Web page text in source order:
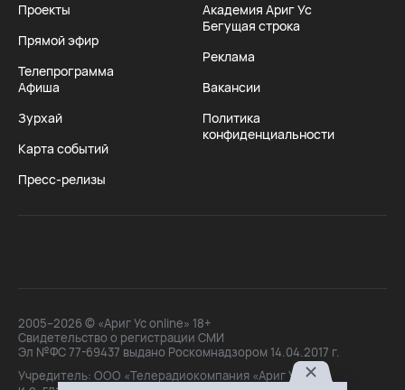
Проекты
Прямой эфир
Телепрограмма
Афиша
Зурхай
Карта событий
Пресс-релизы
Академия Ариг Ус
Бегущая строка
Реклама
Вакансии
Политика
конфиденциальности
2005–2026 © «Ариг Ус online» 18+
Свидетельство о регистрации СМИ
Эл №ФС 77-69437 выдано Роскомнадзором 14.04.2017 г.
Учредитель: ООО «Телерадиокомпания «Ариг Ус»,